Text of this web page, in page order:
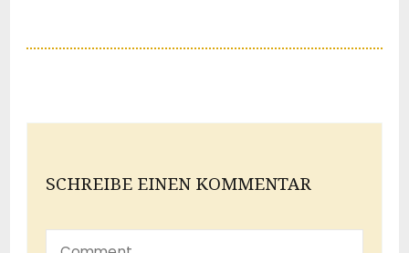
SCHREIBE EINEN KOMMENTAR